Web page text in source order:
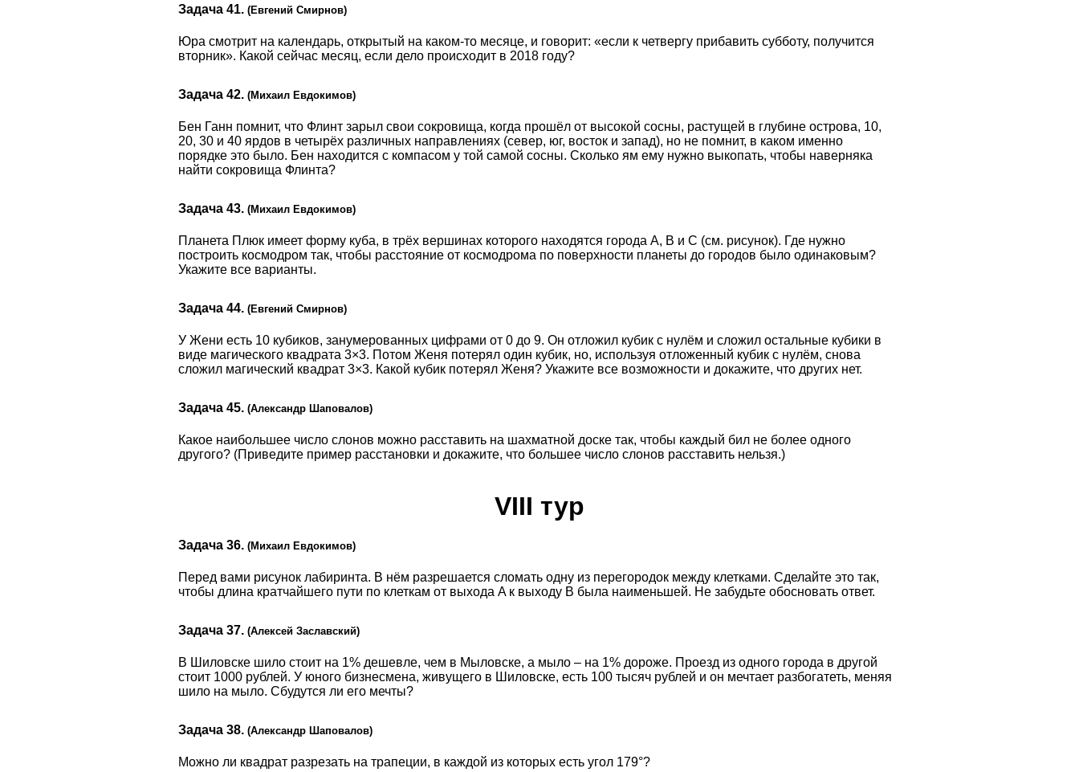
Задача 41. (Евгений Смирнов)
Юра смотрит на календарь, открытый на каком-то месяце, и говорит: «если к четвергу прибавить субботу, получится
вторник». Какой сейчас месяц, если дело происходит в 2018 году?
Задача 42. (Михаил Евдокимов)
Бен Ганн помнит, что Флинт зарыл свои сокровища, когда прошёл от высокой сосны, растущей в глубине острова, 10,
20, 30 и 40 ярдов в четырёх различных направлениях (север, юг, восток и запад), но не помнит, в каком именно
порядке это было. Бен находится с компасом у той самой сосны. Сколько ям ему нужно выкопать, чтобы наверняка
найти сокровища Флинта?
Задача 43. (Михаил Евдокимов)
Планета Плюк имеет форму куба, в трёх вершинах которого находятся города A, B и C (см. рисунок). Где нужно
построить космодром так, чтобы расстояние от космодрома по поверхности планеты до городов было одинаковым?
Укажите все варианты.
Задача 44. (Евгений Смирнов)
У Жени есть 10 кубиков, занумерованных цифрами от 0 до 9. Он отложил кубик с нулём и сложил остальные кубики в
виде магического квадрата 3×3. Потом Женя потерял один кубик, но, используя отложенный кубик с нулём, снова
сложил магический квадрат 3×3. Какой кубик потерял Женя? Укажите все возможности и докажите, что других нет.
Задача 45. (Александр Шаповалов)
Какое наибольшее число слонов можно расставить на шахматной доске так, чтобы каждый бил не более одного
другого? (Приведите пример расстановки и докажите, что большее число слонов расставить нельзя.)
VIII тур
Задача 36. (Михаил Евдокимов)
Перед вами рисунок лабиринта. В нём разрешается сломать одну из перегородок между клетками. Сделайте это так,
чтобы длина кратчайшего пути по клеткам от выхода A к выходу B была наименьшей. Не забудьте обосновать ответ.
Задача 37. (Алексей Заславский)
В Шиловске шило стоит на 1% дешевле, чем в Мыловске, а мыло – на 1% дороже. Проезд из одного города в другой
стоит 1000 рублей. У юного бизнесмена, живущего в Шиловске, есть 100 тысяч рублей и он мечтает разбогатеть, меняя
шило на мыло. Сбудутся ли его мечты?
Задача 38. (Александр Шаповалов)
Можно ли квадрат разрезать на трапеции, в каждой из которых есть угол 179°?